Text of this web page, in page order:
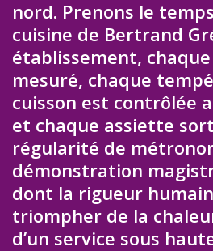
nord. Prenons le
cuisine de Bertrand
établissement,
mesuré, chaque
cuisson est contrôlée
et chaque assiette
régularité de
démonstration
dont la rigueur
triompher de la
d’un service sous